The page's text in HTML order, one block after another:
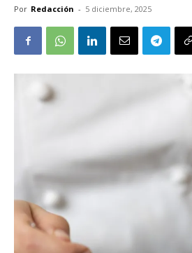
Por Redacción - 5 diciembre, 2025